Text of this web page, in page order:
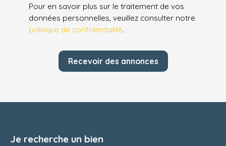
Pour en savoir plus sur le traitement de vos
données personnelles, veuillez consulter notre
politique de confidentialité.
Recevoir des annonces
Je recherche un bien